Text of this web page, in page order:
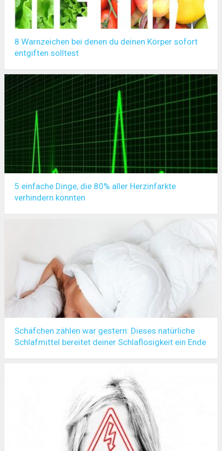
8 Warnzeichen bei denen du deinen Körper sofort
entgiften solltest
5 einfache Dinge, die 80% aller Herzinfarkte
verhindern könnten
Schäfchen zählen war gestern: Dieses natürliche
Schlafmittel bereitet deiner Schlaflosigkeit ein Ende